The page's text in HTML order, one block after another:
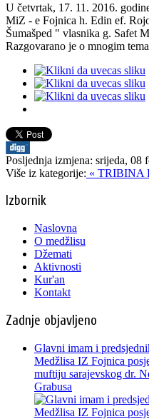
U četvrtak, 17. 11. 2016.
MiZ - e Fojnica h. Edin ef.
Šumašped " vlasnika g. Safet
Razgovarano je o mnogim
Posljednja izmjena: srijeda, 08
Više iz kategorije: « TRIBINA
Izbornik
Naslovna
O medžlisu
Džemati
Aktivnosti
Kur'an
Kontakt
Zadnje objavljeno
Glavni imam i
Medžlisa IZ Fojnica
muftiju sarajevskog dr.
Grabusa